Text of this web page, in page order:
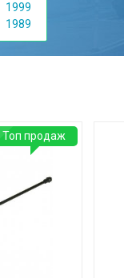
1999
1989
Топ продаж